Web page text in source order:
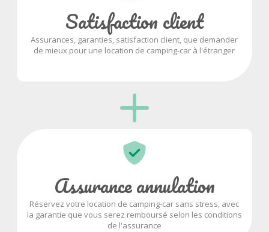
Satisfaction client
Assurances, garanties, satisfaction client, que demander
de mieux pour une location de camping-car à l'étranger
Assurance annulation
Réservez votre location de camping-car sans stress, avec
la garantie que vous serez remboursé selon les conditions
de l'assurance